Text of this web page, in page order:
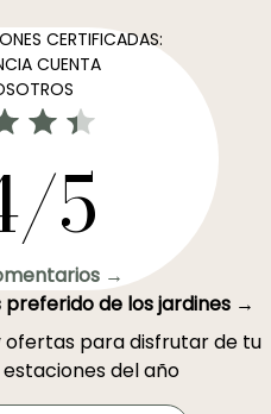
CERTIFICADAS:
CUENTA
5
→
de los jardines →
ofertas para disfrutar de tu
del año